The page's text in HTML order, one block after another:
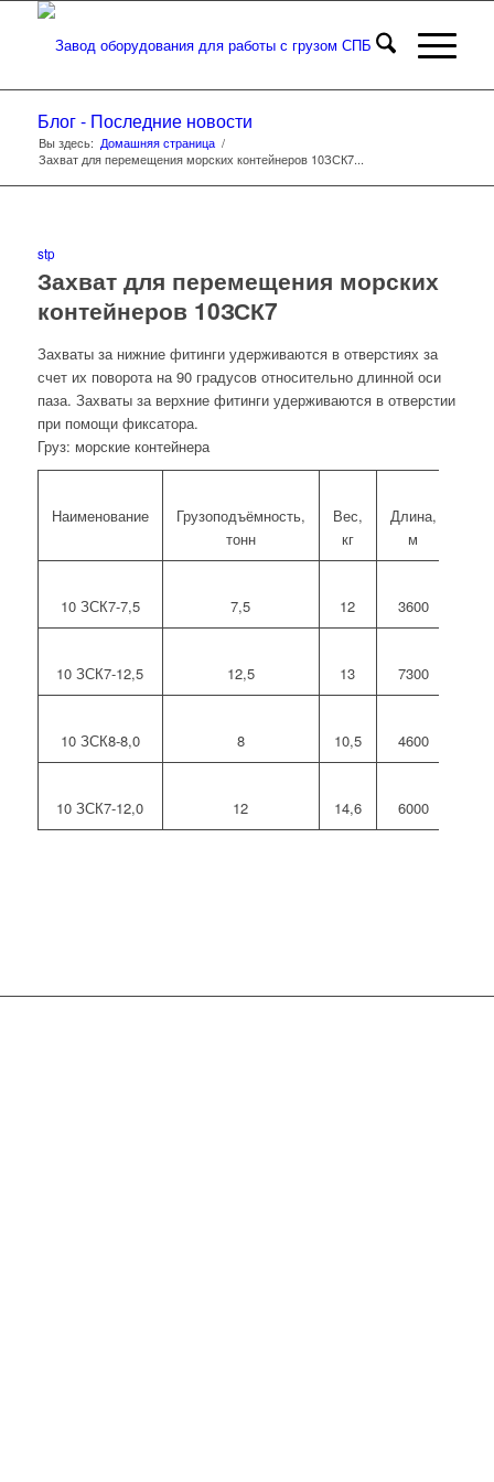
Блог - Последние новости
Вы здесь: Домашняя страница /
Захват для перемещения морских контейнеров 10ЗСК7...
stp
Захват для перемещения морских
контейнеров 10ЗСК7
Захваты за нижние фитинги удерживаются в отверстиях за
счет их поворота на 90 градусов относительно длинной оси
паза. Захваты за верхние фитинги удерживаются в отверстии
при помощи фиксатора.
Груз: морские контейнера
Наименование
Грузоподъёмность,
тонн
Вес,
кг
Длина,
м
10 ЗСК7-7,5 7,5 12 3600
10 ЗСК7-12,5 12,5 13 7300
10 ЗСК8-8,0 8 10,5 4600
10 ЗСК7-12,0 12 14,6 6000